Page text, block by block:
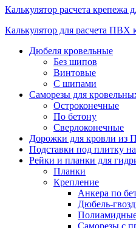
Калькулятор расчета крепежа
Калькулятор для расчета ПВХ
Дюбеля кровельные
Без шипов
Винтовые
С шипами
Саморезы для
Остроконечные
По бетону
Сверлоконечные
Дорожки для кровли из
Подставки под плитку
Рейки и планки для
Планки
Крепление
Анкера по
Дюбель-